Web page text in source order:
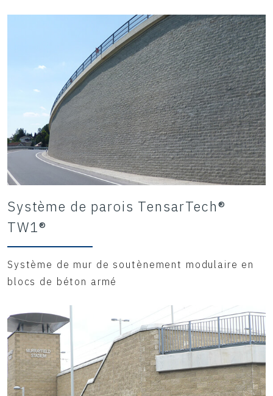
Système de parois TensarTech®
TW1®
Système de mur de soutènement modulaire en
blocs de béton armé